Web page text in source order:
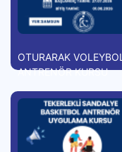
OTURARAK VOLEYBOL
ANTRENÖR KURSU